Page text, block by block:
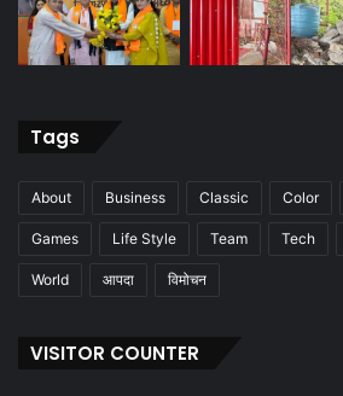
Tags
About Business Classic Color
Games Life Style Team Tech
World आपदा विमोचन
VISITOR COUNTER